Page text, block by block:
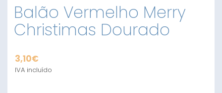
Balão Vermelho Merry
Christimas Dourado
3,10€
IVA incluído